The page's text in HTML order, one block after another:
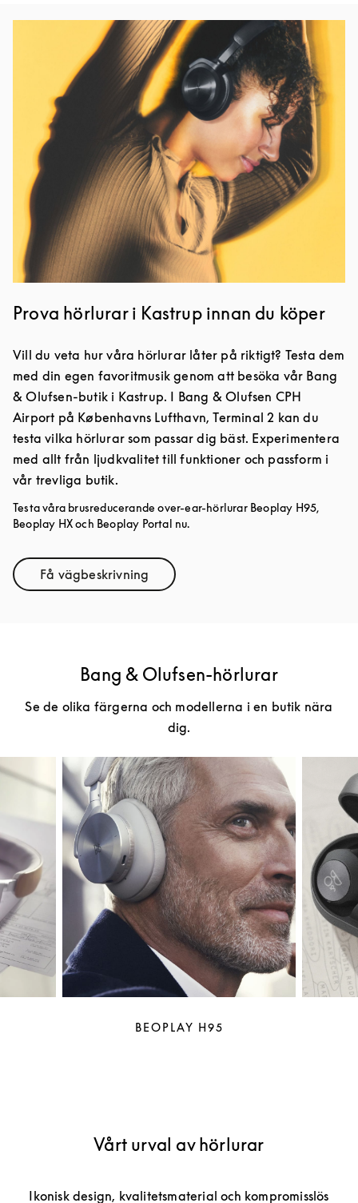
Prova hörlurar i Kastrup innan du köper
Vill du veta hur våra hörlurar låter på riktigt? Testa dem
med din egen favoritmusik genom att besöka vår Bang
& Olufsen-butik i Kastrup. I Bang & Olufsen CPH
Airport på Københavns Lufthavn, Terminal 2 kan du
testa vilka hörlurar som passar dig bäst. Experimentera
med allt från ljudkvalitet till funktioner och passform i
vår trevliga butik.
Testa våra brusreducerande over-ear-hörlurar Beoplay H95,
Beoplay HX och Beoplay Portal nu.
Få vägbeskrivningLink Opens in New Tab
Bang & Olufsen-hörlurar
Se de olika färgerna och modellerna i en butik nära
dig.
BEOPLAY H95
Vårt urval av hörlurar
Ikonisk design, kvalitetsmaterial och kompromisslös